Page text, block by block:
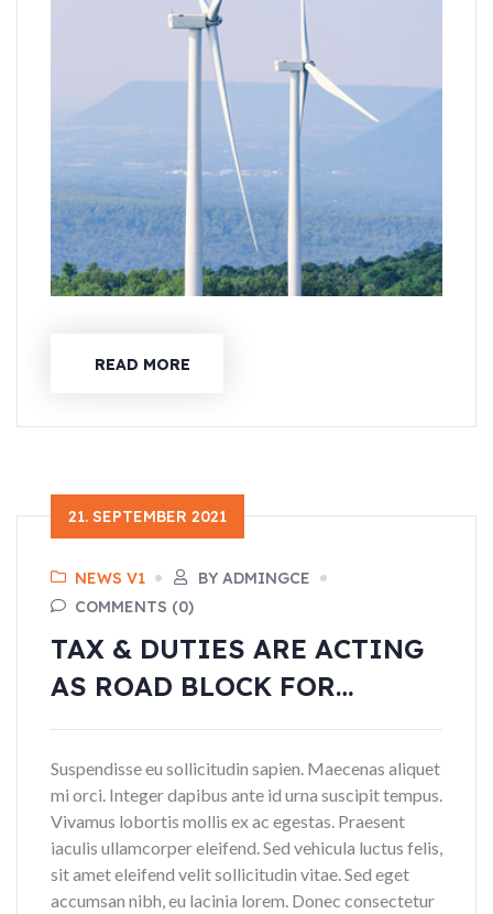
READ MORE
21. SEPTEMBER 2021
NEWS V1
BY ADMINGCE
COMMENTS (0)
TAX & DUTIES ARE ACTING
AS ROAD BLOCK FOR…
Suspendisse eu sollicitudin sapien. Maecenas aliquet
mi orci. Integer dapibus ante id urna suscipit tempus.
Vivamus lobortis mollis ex ac egestas. Praesent
iaculis ullamcorper eleifend. Sed vehicula luctus felis,
sit amet eleifend velit sollicitudin vitae. Sed eget
accumsan nibh, eu lacinia lorem. Donec consectetur